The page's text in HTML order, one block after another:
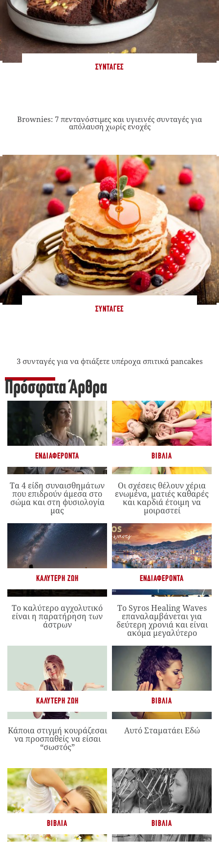
ΣΥΝΤΑΓΈΣ
Brownies: 7 πεντανόστιμες και υγιεινές συνταγές για
απόλαυση χωρίς ενοχές
ΣΥΝΤΑΓΈΣ
3 συνταγές για να φτιάξετε υπέροχα σπιτικά pancakes
Πρόσφατα Άρθρα
ΕΝΔΙΑΦΈΡΟΝΤΑ
Τα 4 είδη συναισθημάτων
που επιδρούν άμεσα στο
σώμα και στη φυσιολογία
μας
ΒΙΒΛΊΑ
Οι σχέσεις θέλουν χέρια
ενωμένα, ματιές καθαρές
και καρδιά έτοιμη να
μοιραστεί
ΚΑΛΎΤΕΡΗ ΖΩΉ
Το καλύτερο αγχολυτικό
είναι η παρατήρηση των
άστρων
ΕΝΔΙΑΦΈΡΟΝΤΑ
Το Syros Healing Waves
επαναλαμβάνεται για
δεύτερη χρονιά και είναι
ακόμα μεγαλύτερο
ΚΑΛΎΤΕΡΗ ΖΩΉ
Κάποια στιγμή κουράζεσαι
να προσπαθείς να είσαι
“σωστός”
ΒΙΒΛΊΑ
Αυτό Σταματάει Εδώ
ΒΙΒΛΊΑ ΒΙΒΛΊΑ